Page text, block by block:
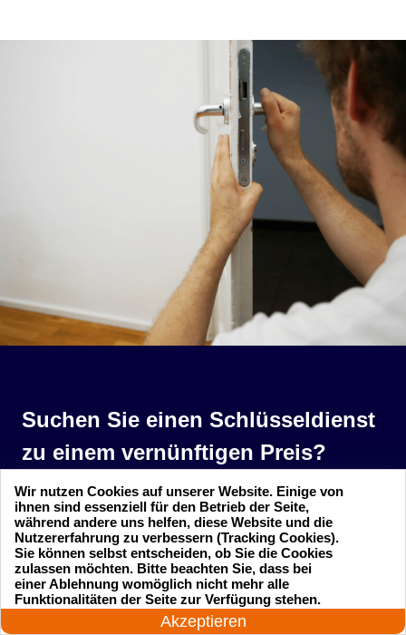
Suchen Sie einen Schlüsseldienst
zu einem vernünftigen Preis?
Rufen Sie uns an und unser professioneller
Meister wird in 25 Minuten schnell vor Ort sein!
Rufen Sie jetzt an
24 Stunden am Tag
Akzeptieren
Wir nutzen Cookies auf unserer Website. Einige von
ihnen sind essenziell für den Betrieb der Seite,
während andere uns helfen, diese Website und die
Nutzererfahrung zu verbessern (Tracking Cookies).
Sie können selbst entscheiden, ob Sie die Cookies
zulassen möchten. Bitte beachten Sie, dass bei
einer Ablehnung womöglich nicht mehr alle
Funktionalitäten der Seite zur Verfügung stehen.